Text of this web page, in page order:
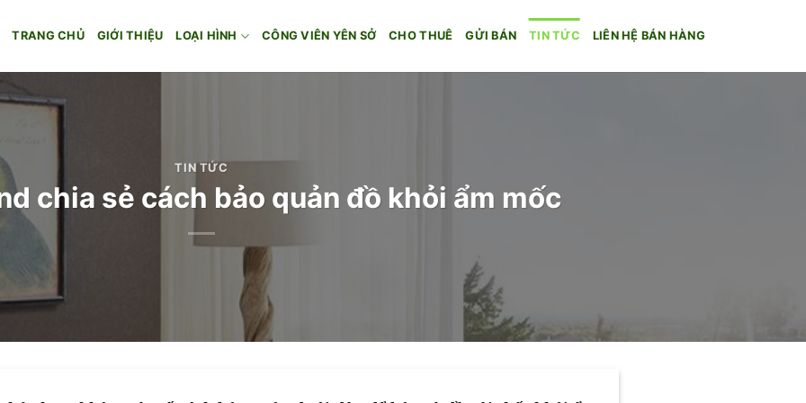
TRANG CHỦ GIỚI THIỆU LOẠI HÌNH CÔNG VIÊN YÊN SỞ CHO THUÊ GỬI BÁN TIN TỨC LIÊN HỆ BÁN HÀNG
TIN TỨC
chia sẻ cách bảo quản đồ khỏi ẩm mốc